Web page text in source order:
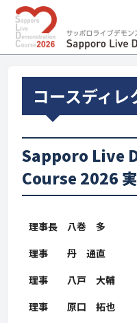
コースディレ
Sapporo Live
Course 2026
理事長 八巻 多
理事 丹 通直
理事 八戸 大輔
理事 原口 拓也